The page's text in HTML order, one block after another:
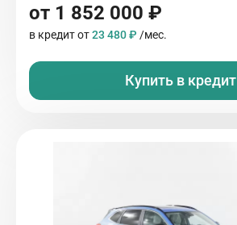
от 1 852 000 ₽
в кредит от23 480 ₽ /мес.
Купить в кредит